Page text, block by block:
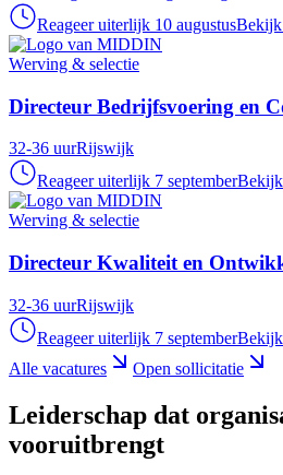
Reageer uiterlijk 10 augustusBekijk
Werving & selectie
Directeur Bedrijfsvoering en
32-36 uurRijswijk
Reageer uiterlijk 7 september
Werving & selectie
Directeur Kwaliteit en
32-36 uurRijswijk
Reageer uiterlijk 7 september
Alle vacatures
Open sollicitatie
Leiderschap dat
vooruitbrengt